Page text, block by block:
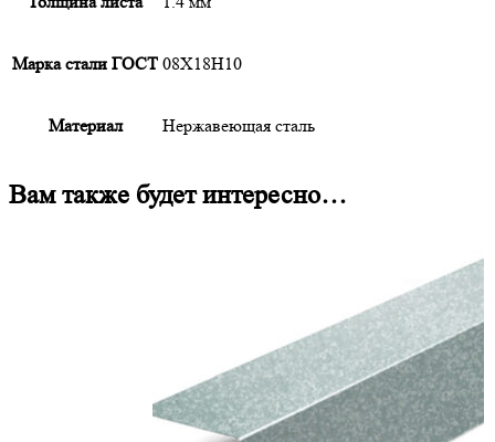
Марка стали ГОСТ 08Х18Н10
Материал Нержавеющая сталь
Вам также будет интересно…